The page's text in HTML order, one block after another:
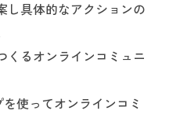
し具体的なアクションの
くるオンラインコミュニ
使ってオンラインコミ